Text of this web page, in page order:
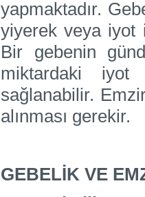
yapmaktadır.
yiyerek veya iyot
Bir gebenin
miktardaki
sağlanabilir.
alınması gerekir.
GEBELİK VE